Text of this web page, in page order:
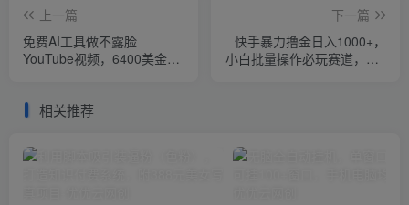
上一篇
免费AI工具做不露脸
YouTube视频，6400美金
下一篇
快手暴力撸金日入1000+，
小白批量操作必玩赛道，从0
相关推荐